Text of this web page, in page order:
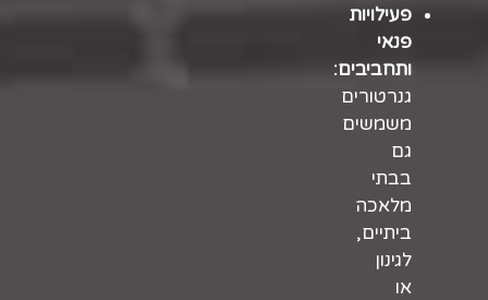
פעילויות
פנאי
ותחביבים:
גנרטורים
משמשים
גם
בבתי
מלאכה
ביתיים,
לגינון
או